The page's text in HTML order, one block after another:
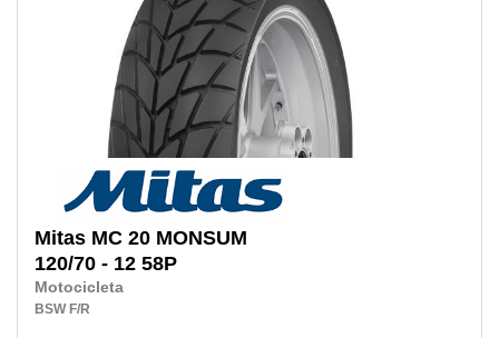
Mitas MC 20 MONSUM
120/70 - 12 58P
Motocicleta
BSW F/R